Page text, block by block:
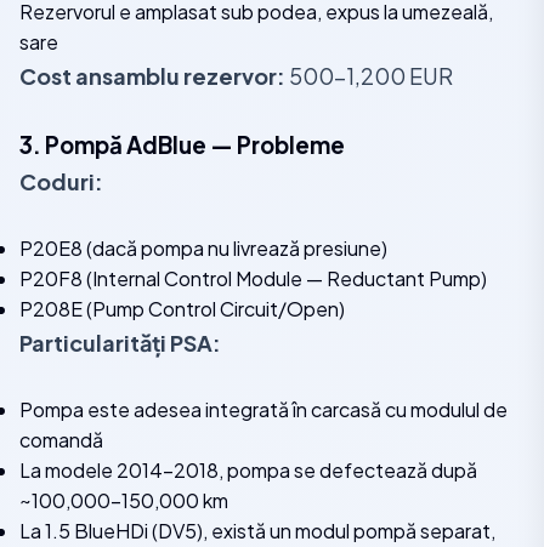
Rezervorul e amplasat sub podea, expus la umezeală,
sare
Cost ansamblu rezervor: 500-1,200 EUR
3. Pompă AdBlue — Probleme
Coduri:
P20E8 (dacă pompa nu livrează presiune)
P20F8 (Internal Control Module — Reductant Pump)
P208E (Pump Control Circuit/Open)
Particularități PSA:
Pompa este adesea integrată în carcasă cu modulul de
comandă
La modele 2014-2018, pompa se defectează după
~100,000-150,000 km
La 1.5 BlueHDi (DV5), există un modul pompă separat,